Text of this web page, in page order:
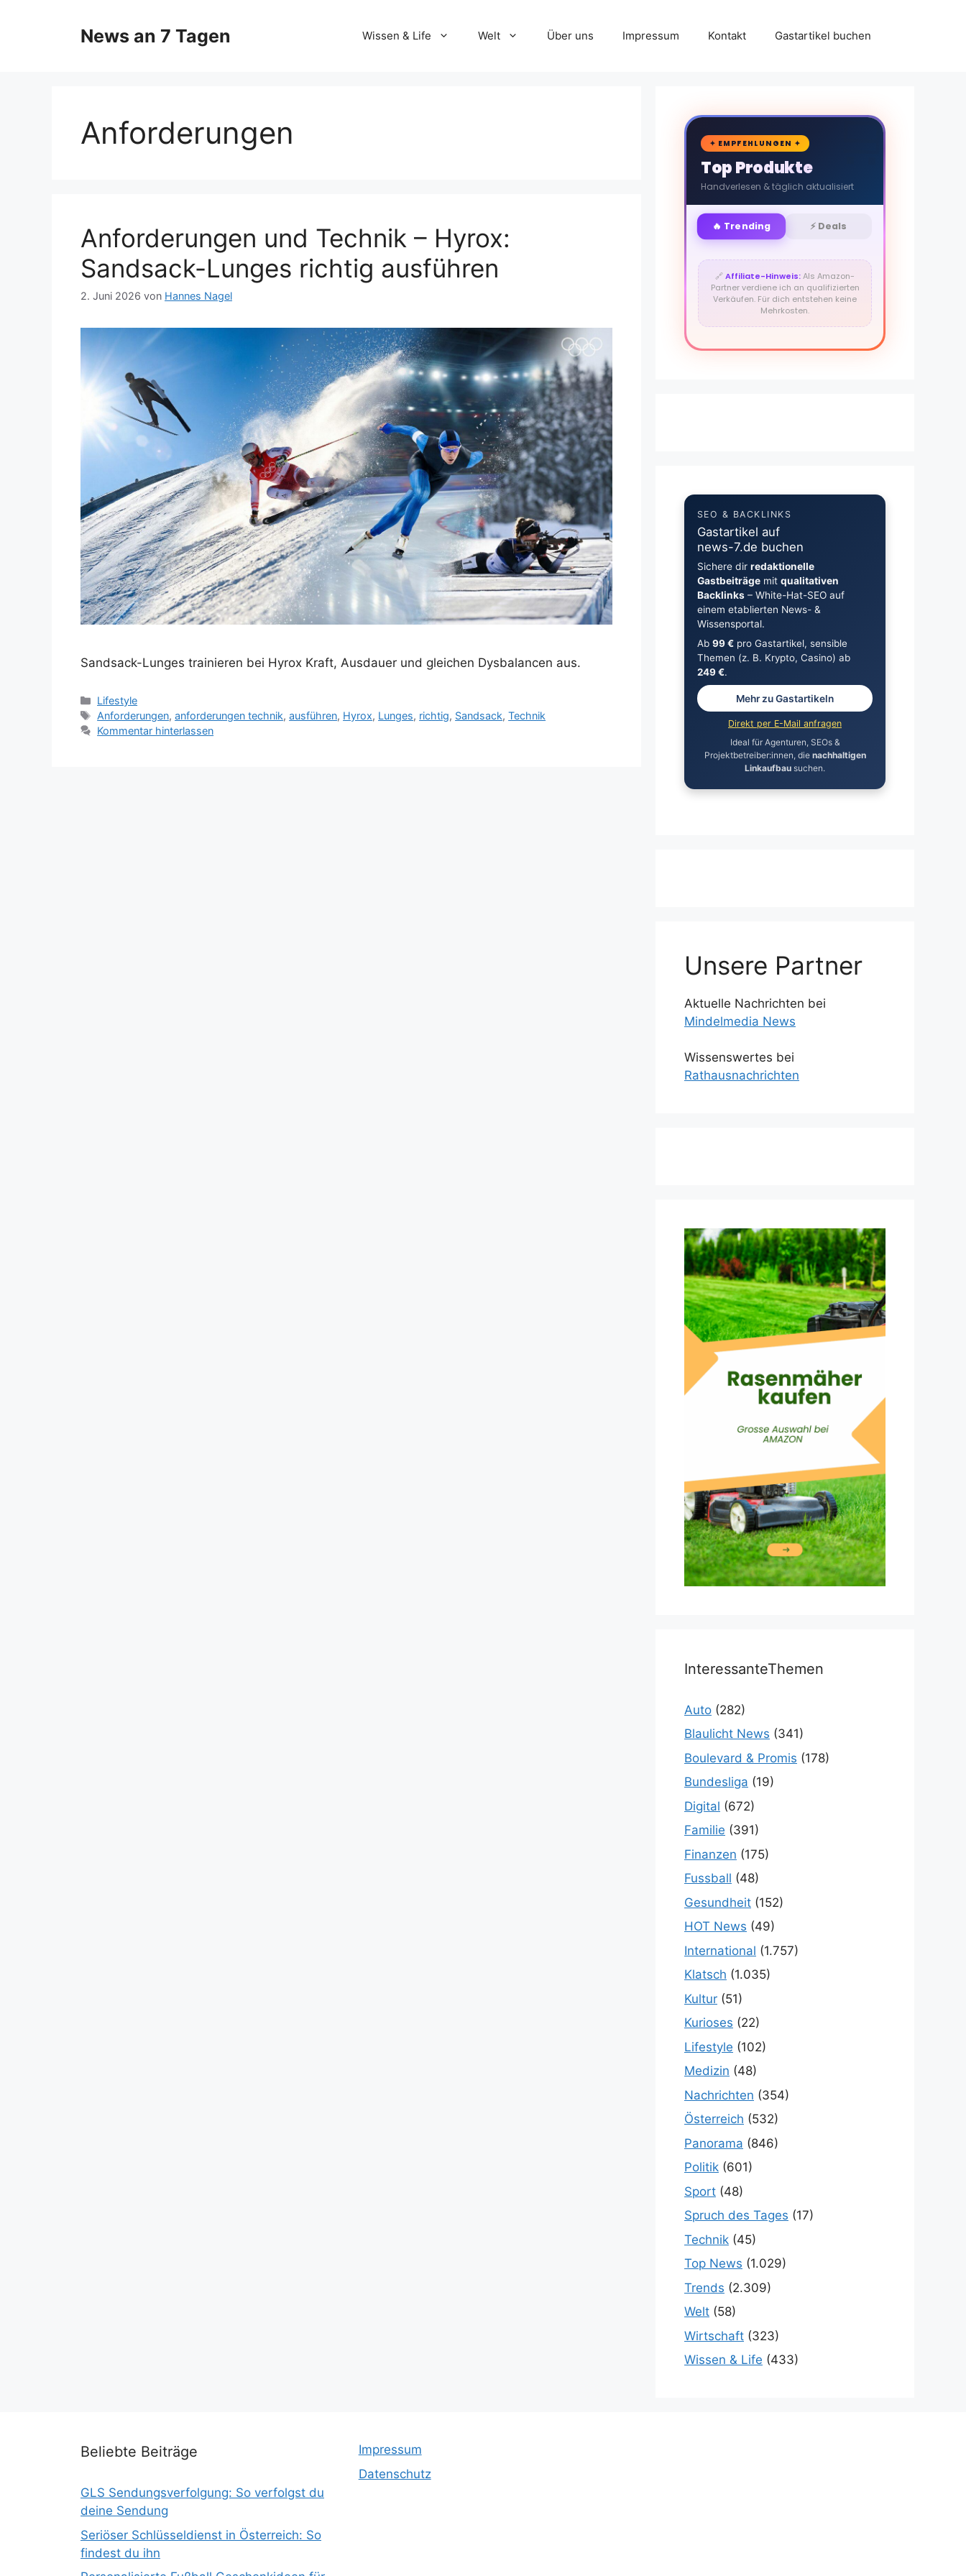
News an 7 Tagen Wissen & Life Welt Über uns Impressum Kontakt Gastartikel buchen
Anforderungen
Anforderungen und Technik – Hyrox:
Sandsack-Lunges richtig ausführen
2. Juni 2026 von Hannes Nagel
Sandsack-Lunges trainieren bei Hyrox Kraft, Ausdauer und gleichen Dysbalancen aus.
Kategorien
Lifestyle
Schlagwörter
Anforderungen,anforderungen technik,ausführen, Hyrox, Lunges, richtig, Sandsack,Technik
Kommentar hinterlassen
🛒
✦ EMPFEHLUNGEN ✦
Top Produkte
Handverlesen & täglich aktualisiert
🔥 Trending ⚡ Deals
🔗Affiliate-Hinweis:Als Amazon-
Partner verdiene ich an qualifizierten
Verkäufen. Für dich entstehen keine
Mehrkosten.
SEO & BACKLINKS
Gastartikel auf
news-7.de buchen
Sichere dir redaktionelle
Gastbeiträgemit qualitativen
Backlinks– White-Hat-SEO auf
einem etablierten News- &
Wissensportal.
Ab 99 €pro Gastartikel, sensible
Themen (z. B. Krypto, Casino) ab
249 €.
Mehr zu Gastartikeln
Direkt per E-Mail anfragen
Ideal für Agenturen, SEOs &
Projektbetreiber:innen, die nachhaltigen
Linkaufbau suchen.
Unsere Partner
Aktuelle Nachrichten bei
Mindelmedia News
Wissenswertes bei
Rathausnachrichten
InteressanteThemen
Auto (282)
Blaulicht News (341)
Boulevard & Promis (178)
Bundesliga (19)
Digital (672)
Familie (391)
Finanzen (175)
Fussball (48)
Gesundheit (152)
HOT News (49)
International (1.757)
Klatsch (1.035)
Kultur (51)
Kurioses (22)
Lifestyle (102)
Medizin (48)
Nachrichten (354)
Österreich (532)
Panorama (846)
Politik (601)
Sport (48)
Spruch des Tages (17)
Technik (45)
Top News (1.029)
Trends (2.309)
Welt (58)
Wirtschaft (323)
Wissen & Life (433)
Beliebte Beiträge
GLS Sendungsverfolgung: So verfolgst du
deine Sendung
Seriöser Schlüsseldienst in Österreich: So
findest du ihn
Impressum
Datenschutz